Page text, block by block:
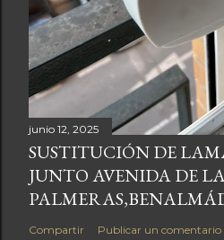
junio 12, 2025
SUSTITUCIÓN DE
JUNTO AVENIDA DE
Compartir Publicar un comentario